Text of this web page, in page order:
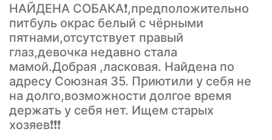
НАЙДЕНА СОБАКА❗,предположительно
питбуль окрас белый с чёрными
пятнами,отсутствует правый
глаз,девочка недавно стала
мамой.Добрая ,ласковая. Найдена по
адресу Союзная 35. Приютили у себя не
на долго,возможности долгое время
держать у себя нет. Ищем старых
хозяев❗❗❗